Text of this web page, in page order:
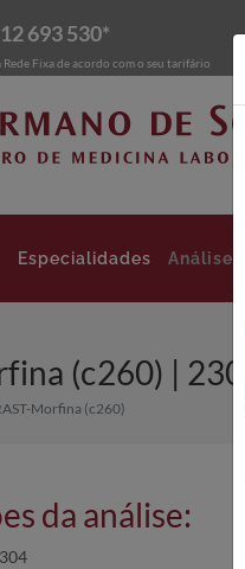
693 530*
Rede Fixa de acordo com o seu tarifário
Especialidades Análises
(c260) | 2304
Morfina (c260)
da análise: